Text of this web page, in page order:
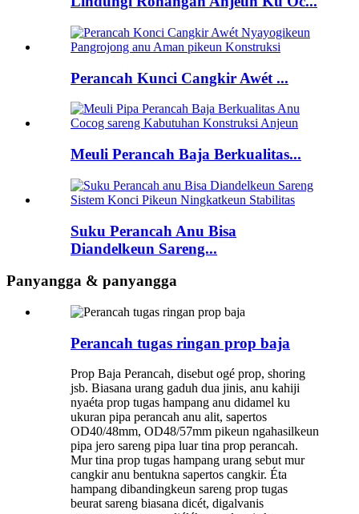
Perancah Kunci Cangkir Awét ...
Meuli Perancah Baja Berkualitas...
Suku Perancah Anu Bisa
Diandelkeun Sareng...
Panyangga & panyangga
Perancah tugas ringan prop baja
Prop Baja Perancah, disebut ogé prop, shoring
jsb. Biasana urang gaduh dua jinis, anu kahiji
nyaéta prop tugas hampang anu didamel ku
ukuran pipa perancah anu alit, sapertos
OD40/48mm, OD48/57mm pikeun ngahasilkeun
pipa jero sareng pipa luar tina prop perancah.
Mur tina prop tugas hampang urang sebut mur
cangkir anu bentukna sapertos cangkir. Éta
hampang dibandingkeun sareng prop tugas
beurat sareng biasana dicét, digalvanis